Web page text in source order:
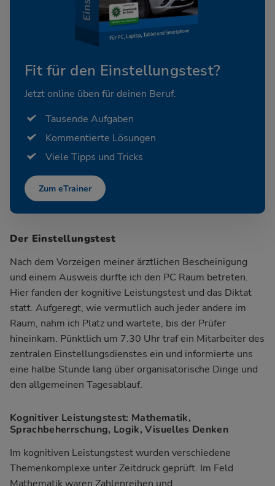
Fit für den Einstellungstest?
Jetzt online üben für deinen Beruf.
Tausende Aufgaben
Kommentierte Lösungen
Viele Tipps und Tricks
Zum eTrainer
Der Einstellungstest
Nach dem Vorzeigen meiner ärztlichen Bescheinigung
und einem Ausweis durfte ich den PC Raum betreten.
Hier fanden der kognitive Leistungstest und das Diktat
statt. Aufgeregt, wie vermutlich auch jeder andere im
Raum, nahm ich Platz und wartete, bis der Prüfer
hineinkam. Pünktlich um 7.30 Uhr traf ein Mitarbeiter des
zentralen Einstellungsdienstes ein und informierte uns
eine halbe Stunde lang über organisatorische Dinge und
den allgemeinen Tagesablauf.
Kognitiver Leistungstest: Mathematik,
Sprachbeherrschung, Logik, Visuelles Denken
Im kognitiven Leistungstest wurden verschiedene
Themenkomplexe unter Zeitdruck geprüft. Im Feld